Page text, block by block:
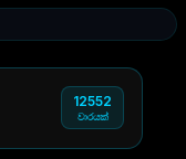
12552
වාරයක්